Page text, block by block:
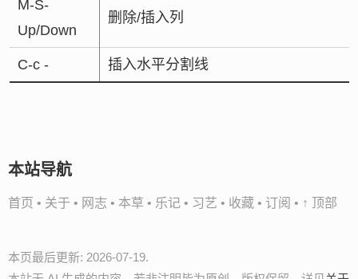
M-S-
Up/Down
删除/插入列
C-c - 插入水平分割线
本站导航
首页 • 关于 • 网志 • 本草 • 乐记 • 习艺 • 收藏 • 订阅 • ↑ 顶部
本页最后更新: 2026-07-19.